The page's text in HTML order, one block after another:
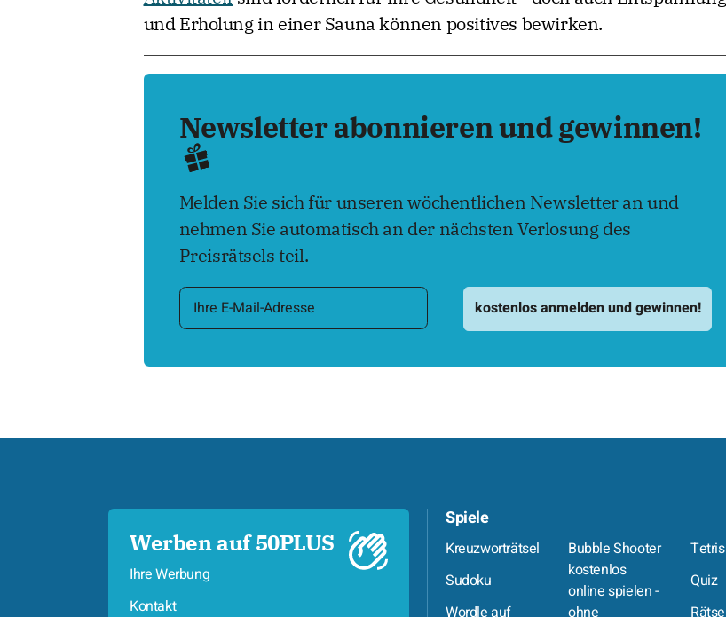
und Erholung in einer Sauna können positives bewirken.
Newsletter abonnieren und gewinnen!
Melden Sie sich für unseren wöchentlichen Newsletter an und
nehmen Sie automatisch an der nächsten Verlosung des
Preisrätsels teil.
Werben auf 50PLUS
Ihre Werbung
Kontakt
Spiele
Kreuzworträtsel
Sudoku
Wordle auf
Bubble Shooter
kostenlos
online spielen -
ohne
Tetris
Quiz